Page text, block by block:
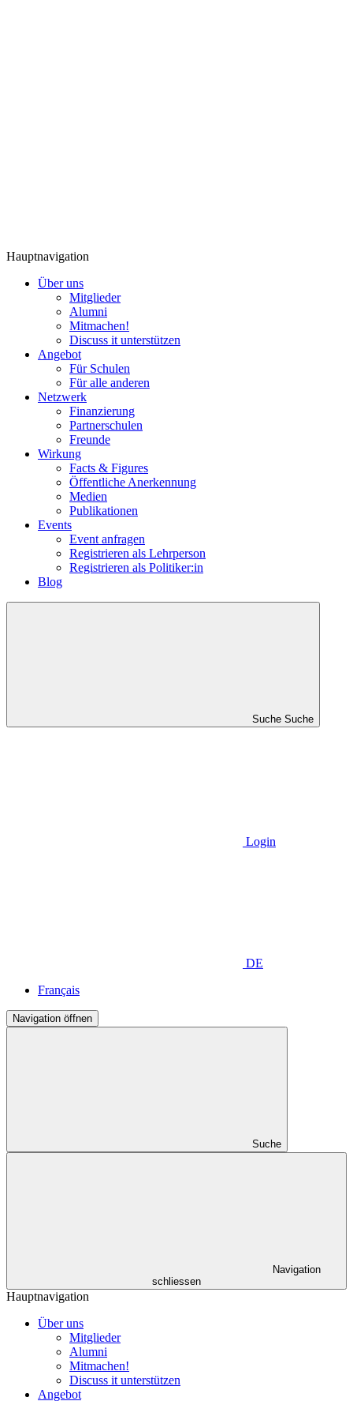
Hauptnavigation
Über uns
Mitglieder
Alumni
Mitmachen!
Discuss it unterstützen
Angebot
Für Schulen
Für alle anderen
Netzwerk
Finanzierung
Partnerschulen
Freunde
Wirkung
Facts & Figures
Öffentliche Anerkennung
Medien
Publikationen
Events
Event anfragen
Registrieren als Lehrperson
Registrieren als Politiker:in
Blog
Suche Suche
Login
DE
Français
Navigation öffnen
Suche
Navigation
schliessen
Hauptnavigation
Über uns
Mitglieder
Alumni
Mitmachen!
Discuss it unterstützen
Angebot